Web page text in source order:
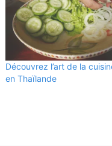
Découvrez l’art de la
en Thaïlande